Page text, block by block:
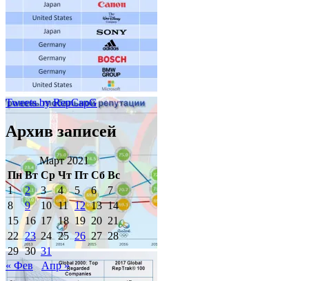
Tweets by RepCapG
Архив записей
Март 2021
Пн Вт Ср Чт Пт Сб Вс
1
2 3 4 5 6
7
8
9 10 11 12 13 14
15 16 17 18 19 20 21
22 23 24 25 26 27 28
29 30 31
« Фев
Апр »